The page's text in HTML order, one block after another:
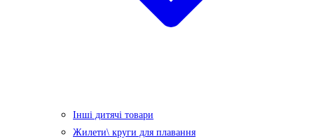
Інші дитячі товари
Жилети\ круги для плавання